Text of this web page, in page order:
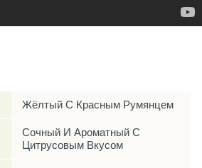
Жёлтый С Красным Румянцем
Сочный И Ароматный С
Цитрусовым Вкусом